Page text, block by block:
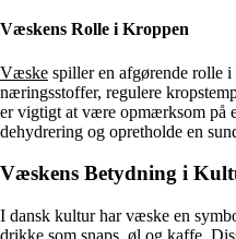
Væskens Rolle i Kroppen
Væske spiller en afgørende rolle
næringsstoffer, regulere
er vigtigt at være opmærksom på
dehydrering og opretholde en
Væskens Betydning i
I dansk kultur har væske en
drikke som snaps, øl og kaffe.